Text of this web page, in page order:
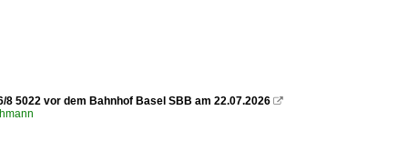
8 5022 vor dem Bahnhof Basel SBB am 22.07.2026 